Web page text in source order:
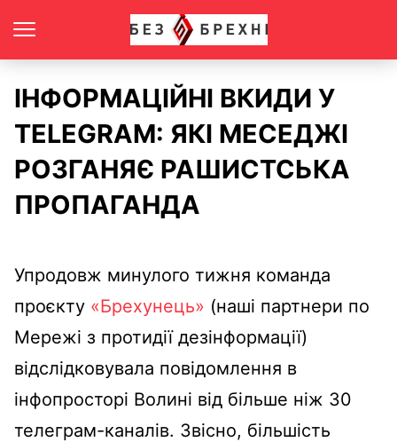
ІНФОРМАЦІЙНІ ВКИДИ У
TELEGRAM: ЯКІ МЕСЕДЖІ
РОЗГАНЯЄ РАШИСТСЬКА
ПРОПАГАНДА
Упродовж минулого тижня команда
проєкту «Брехунець» (наші партнери по
Мережі з протидії дезінформації)
відслідковувала повідомлення в
інфопросторі Волині від більше ніж 30
телеграм-каналів. Звісно, більшість